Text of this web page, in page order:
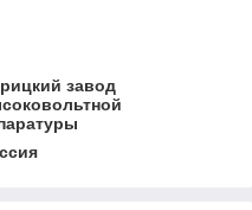
завод